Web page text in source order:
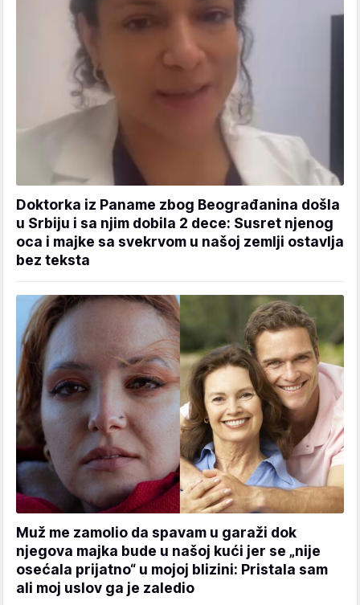
Doktorka iz Paname zbog Beograđanina došla
u Srbiju i sa njim dobila 2 dece: Susret njenog
oca i majke sa svekrvom u našoj zemlji ostavlja
bez teksta
Muž me zamolio da spavam u garaži dok
njegova majka bude u našoj kući jer se „nije
osećala prijatno“ u mojoj blizini: Pristala sam
ali moj uslov ga je zaledio